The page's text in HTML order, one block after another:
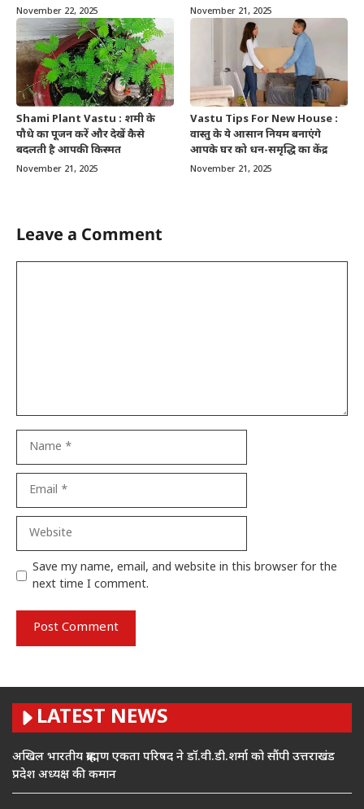
November 22, 2025 November 21, 2025
Shami Plant Vastu : शमी के
पौधे का पूजन करें और देखें कैसे
बदलती है आपकी किस्मत
November 21, 2025
Vastu Tips For New House :
वास्तु के ये आसान नियम बनाएंगे
आपके घर को धन-समृद्धि का केंद्र
November 21, 2025
Leave a Comment
Save my name, email, and website in this browser for the
next time I comment.
LATEST NEWS
अखिल भारतीय ब्राह्मण एकता परिषद ने डॉ.वी.डी.शर्मा को सौंपी उत्तराखंड
प्रदेश अध्यक्ष की कमान